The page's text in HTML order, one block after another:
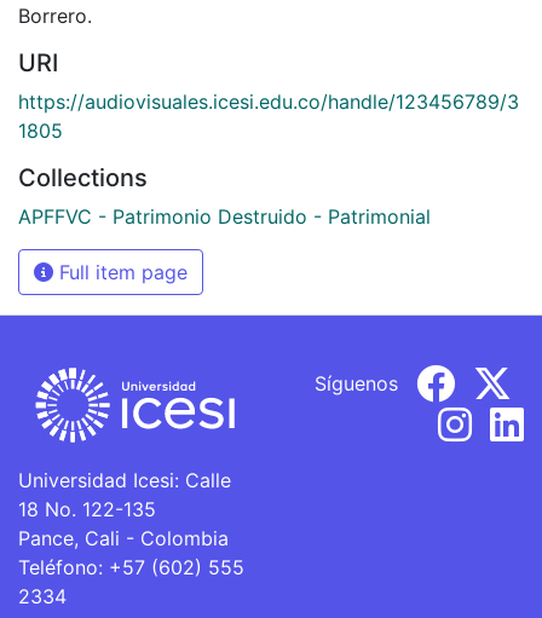
Borrero.
URI
https://audiovisuales.icesi.edu.co/handle/123456789/3
1805
Collections
APFFVC - Patrimonio Destruido - Patrimonial
Full item page
Universidad Icesi: Calle
18 No. 122-135
Pance, Cali - Colombia
Teléfono: +57 (602) 555
2334
Síguenos